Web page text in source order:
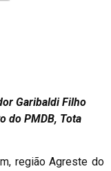
Garibaldi Filho
do PMDB, Tota
região Agreste do